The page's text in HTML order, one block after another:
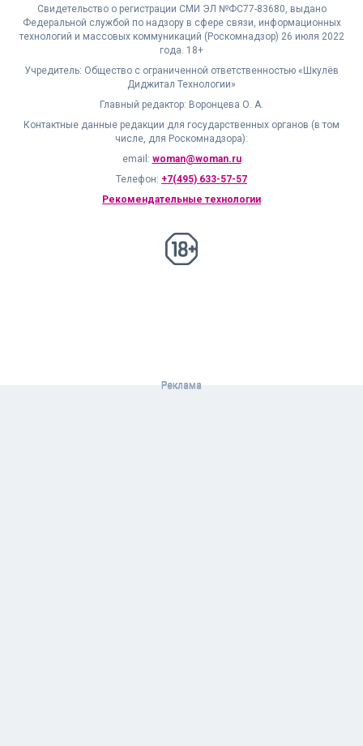
Свидетельство о регистрации СМИ ЭЛ №ФС77-83680, выдано
Федеральной службой по надзору в сфере связи, информационных
технологий и массовых коммуникаций (Роскомнадзор) 26 июля 2022
года. 18+
Учредитель: Общество с ограниченной ответственностью «Шкулёв
Диджитал Технологии»
Главный редактор: Воронцева О. А.
Контактные данные редакции для государственных органов (в том
числе, для Роскомнадзора):
email: woman@woman.ru
Телефон: +7(495) 633-57-57
Рекомендательные технологии
18+